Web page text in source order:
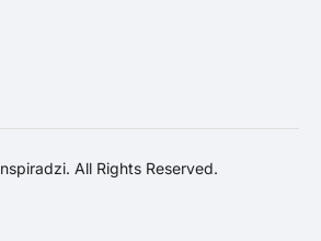
All Rights Reserved.